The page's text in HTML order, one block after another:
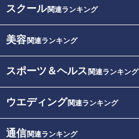
スクール関連ランキング
美容関連ランキング
スポーツ＆ヘルス 関連ランキング
ウエディング関連ランキング
通信関連ランキング